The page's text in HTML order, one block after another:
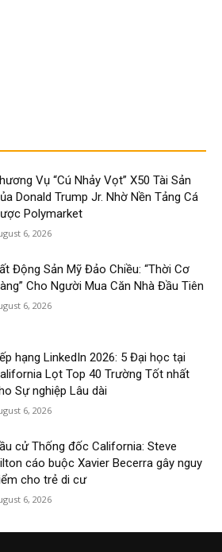
Vụ “Cú Nhảy Vọt” X50 Tài Sản
Donald Trump Jr. Nhờ Nền Tảng Cá
Polymarket
6, 2026
Động Sản Mỹ Đảo Chiều: “Thời Cơ
Cho Người Mua Căn Nhà Đầu Tiên
6, 2026
hạng LinkedIn 2026: 5 Đại học tại
Lọt Top 40 Trường Tốt nhất
Sự nghiệp Lâu dài
6, 2026
cử Thống đốc California: Steve
cáo buộc Xavier Becerra gây nguy
cho trẻ di cư
6, 2026